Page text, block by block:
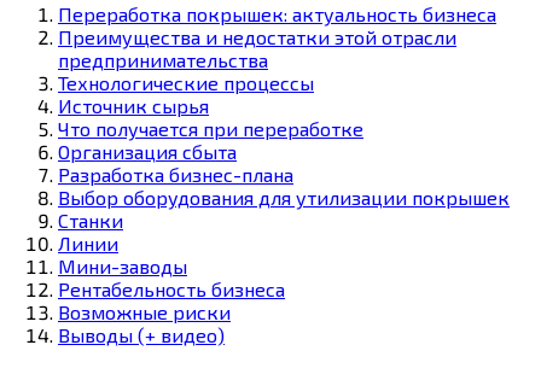
Переработка покрышек: актуальность бизнеса
Преимущества и недостатки этой отрасли
предпринимательства
Технологические процессы
Источник сырья
Что получается при переработке
Организация сбыта
Разработка бизнес-плана
Выбор оборудования для утилизации покрышек
Станки
Линии
Мини-заводы
Рентабельность бизнеса
Возможные риски
Выводы (+ видео)